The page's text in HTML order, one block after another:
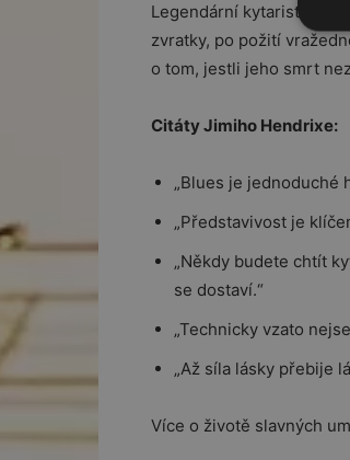
Legendární kytarista
zvratky, po požití
o tom, jestli jeho smrt
Citáty Jimiho Hendrixe:
„Blues je jednoduché
„Představivost je
„Někdy budete chtít
se dostaví.“
„Technicky vzato
„Až síla lásky přebije
Více o životě slavných